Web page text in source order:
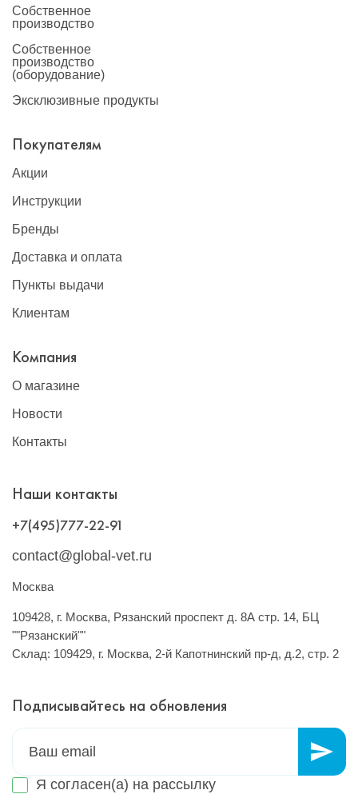
Собственное
производство
Собственное
производство
(оборудование)
Эксклюзивные продукты
Покупателям
Акции
Инструкции
Бренды
Доставка и оплата
Пункты выдачи
Клиентам
Компания
О магазине
Новости
Контакты
Наши контакты
+7(495)777-22-91
contact@global-vet.ru
Москва
109428, г. Москва, Рязанский проспект д. 8А стр. 14, БЦ
""Рязанский""
Склад: 109429, г. Москва, 2-й Капотнинский пр-д, д.2, стр. 2
Подписывайтесь на обновления
Я согласен(а) на рассылку